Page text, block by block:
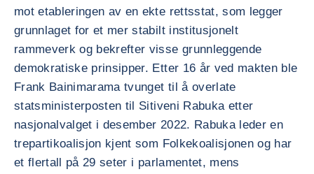
mot etableringen av en ekte rettsstat, som legger
grunnlaget for et mer stabilt institusjonelt
rammeverk og bekrefter visse grunnleggende
demokratiske prinsipper. Etter 16 år ved makten ble
Frank Bainimarama tvunget til å overlate
statsministerposten til Sitiveni Rabuka etter
nasjonalvalget i desember 2022. Rabuka leder en
trepartikoalisjon kjent som Folkekoalisjonen og har
et flertall på 29 seter i parlamentet, mens